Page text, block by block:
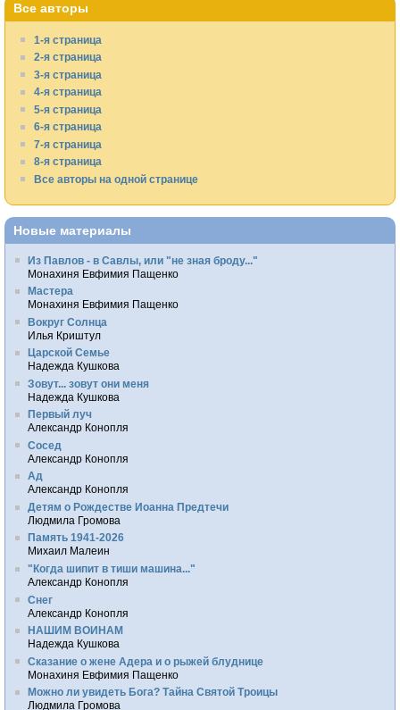
Все авторы
1-я страница
2-я страница
3-я страница
4-я страница
5-я страница
6-я страница
7-я страница
8-я страница
Все авторы на одной странице
Новые материалы
Из Павлов - в Савлы, или "не зная броду..."
Монахиня Евфимия Пащенко
Мастера
Монахиня Евфимия Пащенко
Вокруг Солнца
Илья Криштул
Царской Семье
Надежда Кушкова
Зовут... зовут они меня
Надежда Кушкова
Первый луч
Александр Конопля
Сосед
Александр Конопля
Ад
Александр Конопля
Детям о Рождестве Иоанна Предтечи
Людмила Громова
Память 1941-2026
Михаил Малеин
"Когда шипит в тиши машина..."
Александр Конопля
Снег
Александр Конопля
НАШИМ ВОИНАМ
Надежда Кушкова
Сказание о жене Адера и о рыжей блуднице
Монахиня Евфимия Пащенко
Можно ли увидеть Бога? Тайна Святой Троицы
Людмила Громова